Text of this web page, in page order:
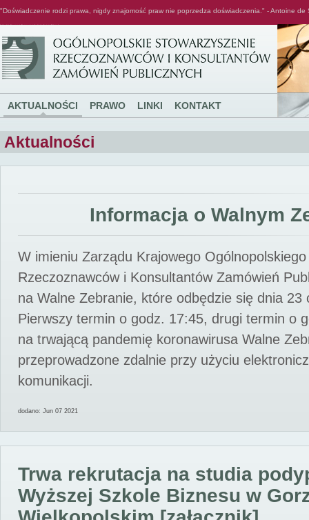
"Doświadczenie rodzi prawa, nigdy znajomość praw nie poprzedza doświadczenia." - Antoine de
AKTUALNOŚCI PRAWO LINKI KONTAKT
Aktualności
Informacja o Walnym
W imieniu Zarządu Krajowego
Rzeczoznawców i Konsultantów Zamówień
na Walne Zebranie, które odbędzie się dnia 23
Pierwszy termin o godz. 17:45, drugi termin o
na trwającą pandemię koronawirusa Walne
przeprowadzone zdalnie przy użyciu
komunikacji.
dodano: Jun 07 2021
Trwa rekrutacja na studia
Wyższej Szkole Biznesu w